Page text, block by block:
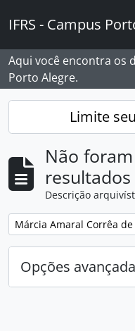
IFRS - Campus
Aqui você encontra os
Porto Alegre.
Limite
Não
resultados
Descrição
Remover filtro:
Márcia Amaral Corrêa
Opções